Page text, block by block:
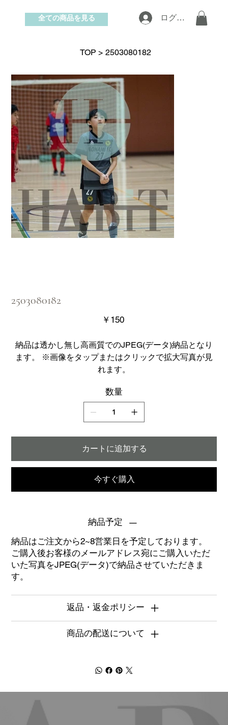
お問い合わせ
ログイン
全ての商品を見る
TOP > 2503080182
2503080182
価
格
￥150
納品は透かし無し高画質でのJPEG(データ)納品となり
ます。 ※画像をタップまたはクリックで拡大写真が見
れます。
数量
カートに追加する
今すぐ購入
納品予定
納品はご注文から2~8営業日を予定しております。
ご購入後お客様のメールアドレス宛にご購入いただ
いた写真をJPEG(データ)で納品させていただきま
す。
返品・返金ポリシー
商品の配送について